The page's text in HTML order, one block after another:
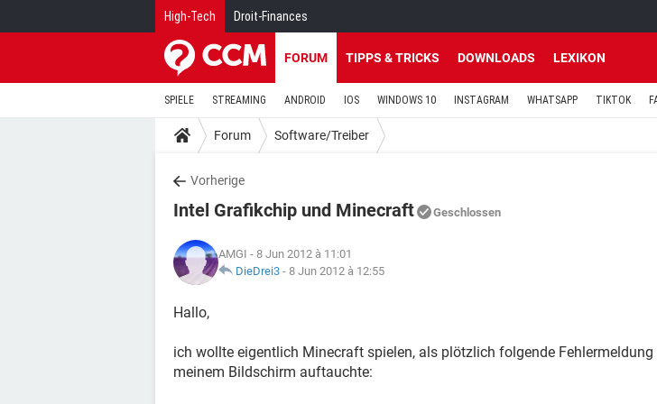
High-Tech Droit-Finances
FORUM TIPPS & TRICKS DOWNLOADS LEXIKON
SPIELE STREAMING ANDROID IOS WINDOWS 10 INSTAGRAM WHATSAPP TIKTOK
Forum Software/Treiber
Vorherige
Intel Grafikchip und Minecraft Geschlossen
AMGI - 8 Jun 2012 à 11:01
DieDrei3 - 8 Jun 2012 à 12:55
Hallo,
ich wollte eigentlich Minecraft spielen, als plötzlich folgende
meinem Bildschirm auftauchte: